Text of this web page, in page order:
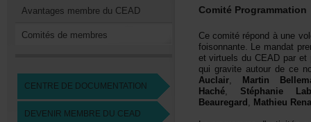
AvantagesmembreduCEAD
Comitésdemembres
CENTREDEDOCUMENTATION
DEVENIRMEMBREDUCEAD
ComitéProgrammation
Auclair,
Haché,
Beauregard ,